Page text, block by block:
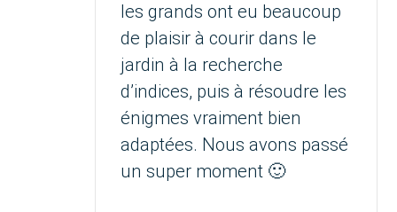
les grands ont eu beaucoup
de plaisir à courir dans le
jardin à la recherche
d’indices, puis à résoudre les
énigmes vraiment bien
adaptées. Nous avons passé
un super moment 🙂